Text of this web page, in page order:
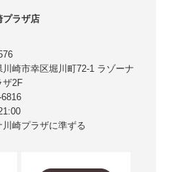
プラザ店
川崎市幸区堀川町72-1 ラゾーナ
ザ2F
川崎プラザに準ずる